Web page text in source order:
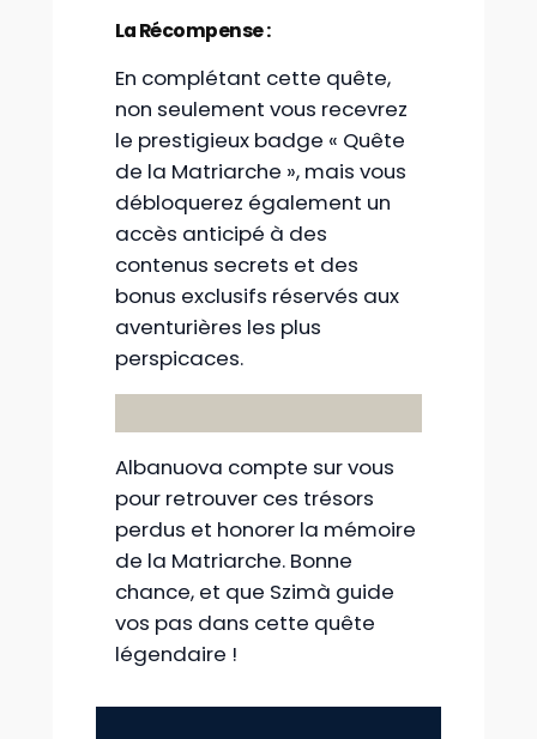
La Récompense :
En complétant cette quête,
non seulement vous recevrez
le prestigieux badge « Quête
de la Matriarche », mais vous
débloquerez également un
accès anticipé à des
contenus secrets et des
bonus exclusifs réservés aux
aventurières les plus
perspicaces.
Albanuova compte sur vous
pour retrouver ces trésors
perdus et honorer la mémoire
de la Matriarche. Bonne
chance, et que Szimà guide
vos pas dans cette quête
légendaire !